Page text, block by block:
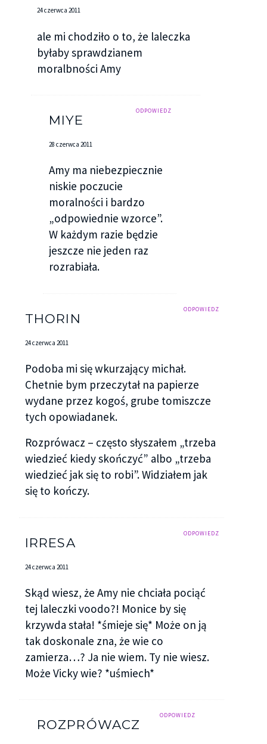
24 czerwca 2011
ale mi chodziło o to, że laleczka
byłaby sprawdzianem
moralbności Amy
ODPOWIEDZ
MIYE
28 czerwca 2011
Amy ma niebezpiecznie
niskie poczucie
moralności i bardzo
„odpowiednie wzorce”.
W każdym razie będzie
jeszcze nie jeden raz
rozrabiała.
ODPOWIEDZ
THORIN
24 czerwca 2011
Podoba mi się wkurzający michał.
Chetnie bym przeczytał na papierze
wydane przez kogoś, grube tomiszcze
tych opowiadanek.
Rozprówacz – często słyszałem „trzeba
wiedzieć kiedy skończyć” albo „trzeba
wiedzieć jak się to robi”. Widziałem jak
się to kończy.
ODPOWIEDZ
IRRESA
24 czerwca 2011
Skąd wiesz, że Amy nie chciała pociąć
tej laleczki voodo?! Monice by się
krzywda stała! *śmieje się* Może on ją
tak doskonale zna, że wie co
zamierza…? Ja nie wiem. Ty nie wiesz.
Może Vicky wie? *uśmiech*
ODPOWIEDZ
ROZPRÓWACZ